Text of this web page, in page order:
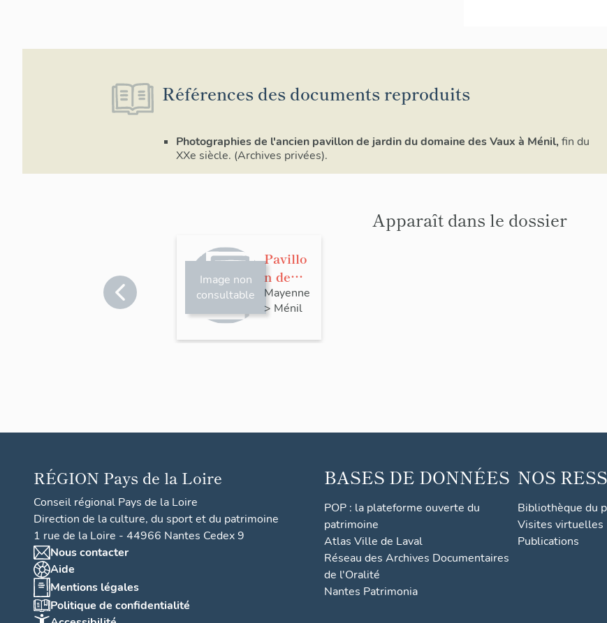
Références des documents reproduits
Photographies de l'ancien pavillon de jardin du domaine des Vaux à Ménil,fin du
XXe siècle. (Archives privées).
Apparaît dans le dossier
Image non
consultable
Pavillo
n de
jardin
(détrui
Mayenne
> Ménil
RÉGION Pays de la Loire
Conseil régional Pays de la Loire
Direction de la culture, du sport et du patrimoine
1 rue de la Loire - 44966 Nantes Cedex 9
Nous contacter
Aide
Mentions légales
Politique de confidentialité
BASES DE DONNÉES
POP : la plateforme ouverte du
patrimoine
Atlas Ville de Laval
Réseau des Archives Documentaires
de l'Oralité
Nantes Patrimonia
NOS
Bibliothèque du
Visites virtuelles
Publications